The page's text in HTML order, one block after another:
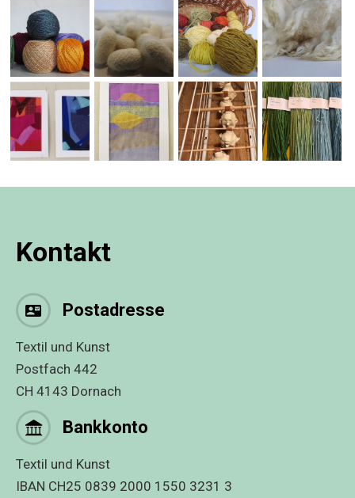
Kontakt
Postadresse
Textil und Kunst
Postfach 442
CH 4143 Dornach
Bankkonto
Textil und Kunst
IBAN CH25 0839 2000 1550 3231 3